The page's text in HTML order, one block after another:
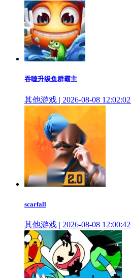
吞噬升级鱼群霸主
其他游戏 | 2026-08-08 12:02:02
scarfall
其他游戏 | 2026-08-08 12:00:42